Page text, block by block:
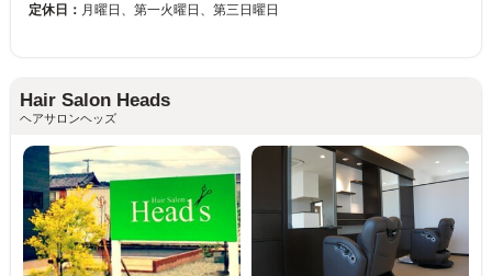
定休日： 月曜日、第一火曜日、第三日曜日
Hair Salon Heads
ヘアサロンヘッズ